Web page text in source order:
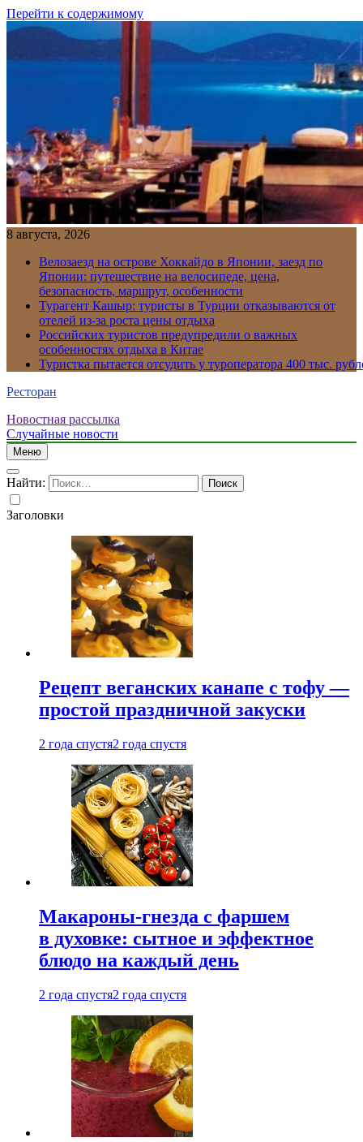
Перейти к содержимому
8 августа, 2026
Велозаезд на острове Хоккайдо в Японии, заезд по
Японии: путешествие на велосипеде, цена,
безопасность, маршрут, особенности
Турагент Кашыр: туристы в Турции отказываются от
отелей из-за роста цены отдыха
Российских туристов предупредили о важных
особенностях отдыха в Китае
Туристка пытается отсудить у туроператора 400 тыс.
Ресторан
Новостная рассылка
Случайные новости
Меню
Найти:
Заголовки
Рецепт веганских канапе с тофу —
простой праздничной закуски
2 года спустя2 года спустя
Макароны-гнезда с фаршем
в духовке: сытное и эффектное
блюдо на каждый день
2 года спустя2 года спустя